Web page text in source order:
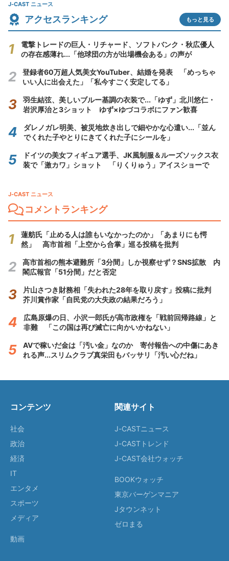
J-CAST ニュース
アクセスランキング もっと見る
電撃トレードの巨人・リチャード、ソフトバンク・秋広優人
の存在感薄れ...「他球団の方が出場機会ある」の声が
登録者60万超人気美女YouTuber、結婚を発表 「めっちゃ
いい人に出会えた」「私今すごく安定してる」
羽生結弦、美しいブルー基調の衣装で...「ゆず」北川悠仁・
岩沢厚治と3ショット ゆず×ゆづコラボにファン歓喜
ダレノガレ明美、被災地炊き出しで細やかな心遣い...「並ん
でくれた子やとりにきてくれた子にシールを」
ドイツの美女フィギュア選手、JK風制服＆ルーズソックス衣
装で「激カワ」ショット 「りくりゅう」アイスショーで
J-CAST ニュース
コメントランキング
蓮舫氏「止める人は誰もいなかったのか」「あまりにも愕
然」 高市首相「上空から合掌」巡る投稿を批判
高市首相の熊本避難所「3分間」しか視察せず？SNS拡散 内
閣広報官「51分間」だと否定
片山さつき財務相「失われた28年を取り戻す」投稿に批判
芥川賞作家「自民党の大失政の結果だろう」
広島原爆の日、小沢一郎氏が高市政権を「戦前回帰路線」と
非難 「この国は再び滅亡に向かいかねない」
AVで稼いだ金は「汚い金」なのか 寄付報告への中傷にあき
れる声...スリムクラブ真栄田もバッサリ「汚い心だね」
コンテンツ
社会
政治
経済
IT
エンタメ
スポーツ
メディア
動画
関連サイト
J-CASTニュース
J-CASTトレンド
J-CAST会社ウォッチ
BOOKウォッチ
東京バーゲンマニア
Jタウンネット
ゼロまる